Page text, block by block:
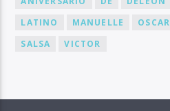
LATINO
MANUELLE OSCAR
SALSA
VICTOR